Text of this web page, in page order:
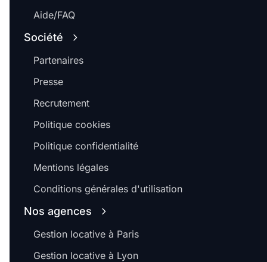
Aide/FAQ
Société
Partenaires
Presse
Recrutement
Politique cookies
Politique confidentialité
Mentions légales
Conditions générales d'utilisation
Nos agences
Gestion locative à Paris
Gestion locative à Lyon